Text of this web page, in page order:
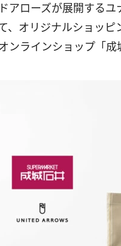
アローズが展開する
、オリジナルショッ
ンラインショップ「